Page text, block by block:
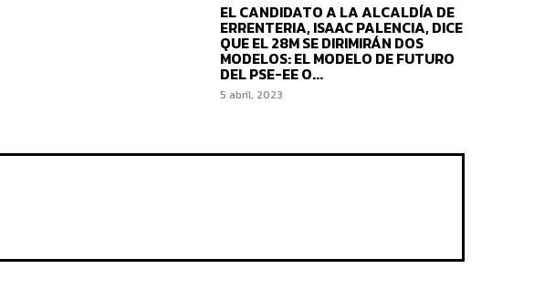
EL CANDIDATO A LA ALCALDÍA DE
ERRENTERIA, ISAAC PALENCIA, DICE
QUE EL 28M SE DIRIMIRÁN DOS
MODELOS: EL MODELO DE FUTURO
DEL PSE-EE O...
5 abril, 2023